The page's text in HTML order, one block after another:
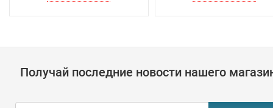
Получай последние новости нашего